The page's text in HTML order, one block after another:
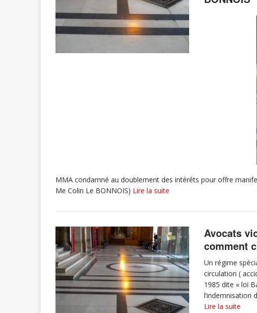
MMA condamné au doublement des intérêts pour offre
Me Colin Le BONNOIS) Lire la suite
Avocats
comment
Un régime
circulation (
1985 dite « loi
l’indemnisation
Lire la suite